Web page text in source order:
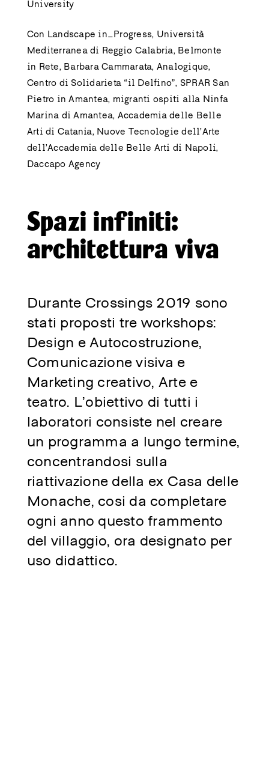
University
Con Landscape in_Progress, Università
Mediterranea di Reggio Calabria, Belmonte
in Rete, Barbara Cammarata, Analogique,
Centro di Solidarieta “il Delfino”, SPRAR San
Pietro in Amantea, migranti ospiti alla Ninfa
Marina di Amantea, Accademia delle Belle
Arti di Catania, Nuove Tecnologie dell’Arte
dell’Accademia delle Belle Arti di Napoli,
Daccapo Agency
Spazi infiniti:
architettura viva
Durante Crossings 2019 sono
stati proposti tre workshops:
Design e Autocostruzione,
Comunicazione visiva e
Marketing creativo, Arte e
teatro. L’obiettivo di tutti i
laboratori consiste nel creare
un programma a lungo termine,
concentrandosi sulla
riattivazione della ex Casa delle
Monache, cosi da completare
ogni anno questo frammento
del villaggio, ora designato per
uso didattico.